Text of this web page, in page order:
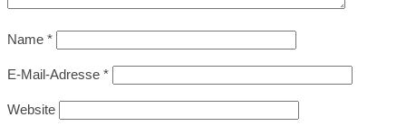
Name *
E-Mail-Adresse *
Website